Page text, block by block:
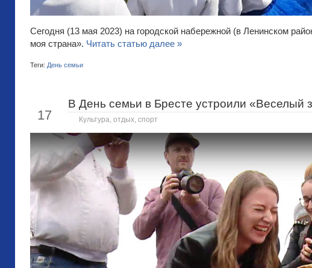
Сегодня (13 мая 2023) на городской набережной (в Ленинском
моя страна». Читать статью далее »
Теги: День семьи
17
В День семьи в Бресте устроили «Веселый
Культура, отдых, спорт